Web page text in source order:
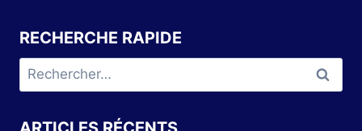
RECHERCHE RAPIDE